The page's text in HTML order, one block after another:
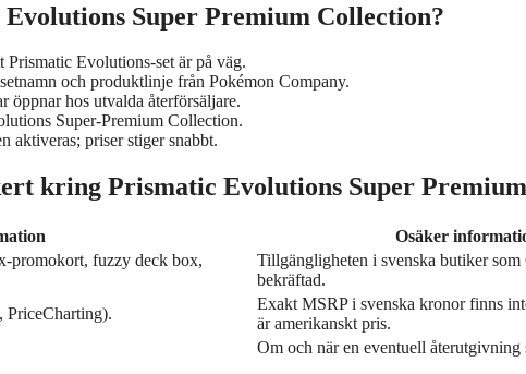
Super Premium Collection?
Evolutions‑set är på väg.
och produktlinje från Pokémon Company.
öppnar hos utvalda återförsäljare.
Super‑Premium Collection.
aktiveras; priser stiger snabbt.
kring Prismatic Evolutions Super
Osäker
fuzzy deck box,
Tillgängligheten i svenska butiker som
bekräftad.
PriceCharting).
Exakt MSRP i svenska kronor finns
är amerikanskt pris.
Om och när en eventuell återutgivning